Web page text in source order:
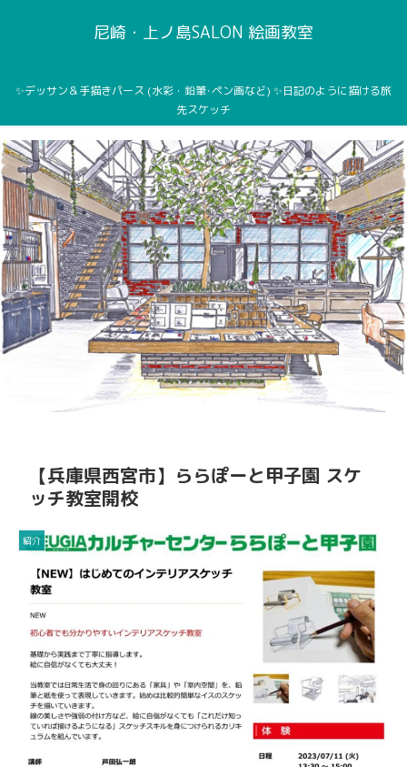
尼崎・上ノ島SALON 絵画教室
✨デッサン＆手描きパース (水彩・鉛筆･ペン画など) ✨日記のように描ける旅
先スケッチ
【兵庫県西宮市】ららぽーと甲子園 スケ
ッチ教室開校
紹介